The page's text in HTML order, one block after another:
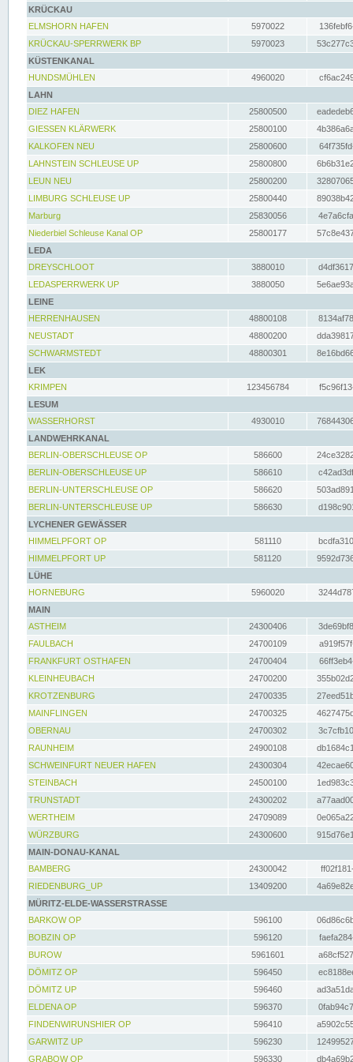
KRÜCKAU
ELMSHORN HAFEN
5970022
KRÜCKAU-SPERRWERK BP
5970023
KÜSTENKANAL
HUNDSMÜHLEN
4960020
LAHN
DIEZ HAFEN
25800500
GIESSEN KLÄRWERK
25800100
KALKOFEN NEU
25800600
LAHNSTEIN SCHLEUSE UP
25800800
LEUN NEU
25800200
LIMBURG SCHLEUSE UP
25800440
Marburg
25830056
Niederbiel Schleuse Kanal OP
25800177
LEDA
DREYSCHLOOT
3880010
LEDASPERRWERK UP
3880050
LEINE
HERRENHAUSEN
48800108
NEUSTADT
48800200
SCHWARMSTEDT
48800301
LEK
KRIMPEN
123456784
LESUM
WASSERHORST
4930010
LANDWEHRKANAL
BERLIN-OBERSCHLEUSE OP
586600
BERLIN-OBERSCHLEUSE UP
586610
BERLIN-UNTERSCHLEUSE OP
586620
BERLIN-UNTERSCHLEUSE UP
586630
LYCHENER GEWÄSSER
HIMMELPFORT OP
581110
HIMMELPFORT UP
581120
LÜHE
HORNEBURG
5960020
MAIN
ASTHEIM
24300406
FAULBACH
24700109
FRANKFURT OSTHAFEN
24700404
KLEINHEUBACH
24700200
KROTZENBURG
24700335
MAINFLINGEN
24700325
OBERNAU
24700302
RAUNHEIM
24900108
SCHWEINFURT NEUER HAFEN
24300304
STEINBACH
24500100
TRUNSTADT
24300202
WERTHEIM
24709089
WÜRZBURG
24300600
MAIN-DONAU-KANAL
BAMBERG
24300042
RIEDENBURG_UP
13409200
MÜRITZ-ELDE-WASSERSTRASSE
BARKOW OP
596100
BOBZIN OP
596120
BUROW
5961601
DÖMITZ OP
596450
DÖMITZ UP
596460
ELDENA OP
596370
FINDENWIRUNSHIER OP
596410
GARWITZ UP
596230
GRABOW OP
596330